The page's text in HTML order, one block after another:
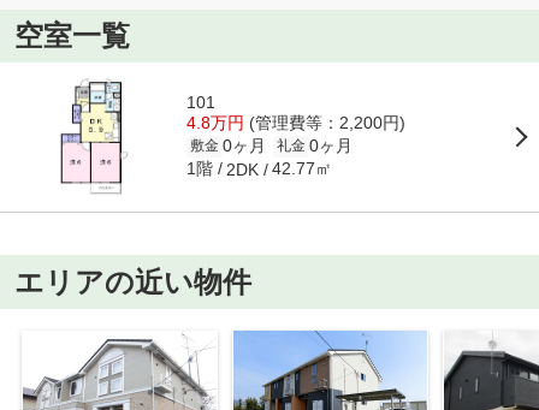
空室一覧
101
4.8万円 (管理費等：2,200円)
敷金 0ヶ月 礼金 0ヶ月
1階 2DK 42.77㎡
エリアの近い物件